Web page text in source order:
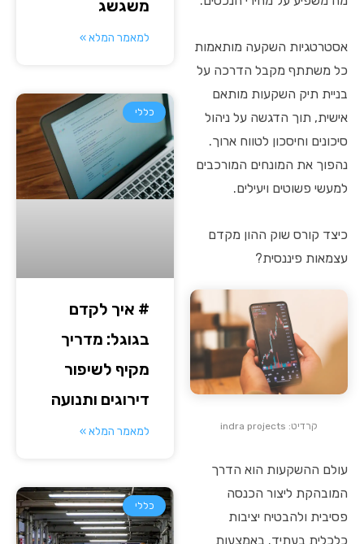
אסטרטגיות השקעה מותאמות
כל משתתף מקבל הדרכה על
בניית תיק השקעות מותאם
אישית, תוך הדגשה על ניהול
סיכונים וחיסכון לטווח ארוך.
נהפוך את המונחים המורכבים
למעשי פשוטים ויעילים.
כיצד קורס שוק ההון מקדם
עצמאות פיננסית?
קרדיט: indra projects
עולם ההשקעות הוא הדרך
המובהקת ליצור הכנסה
פסיבית ולהבטיח יציבות
כלכלית בעתיד. באמצעות
משגשג
למאמר המלא »
כללי
# איך לקדם
בגוגל: מדריך
מקיף לשיפור
דירוגים ותנועה
למאמר המלא »
כללי